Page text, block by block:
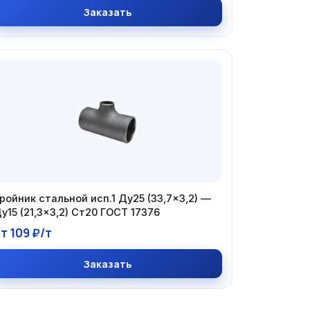
Заказать
стальной исп.1 Ду25 (33,7×3,2) —
(21,3×3,2) Ст20 ГОСТ 17376
109 ₽/т
Заказать